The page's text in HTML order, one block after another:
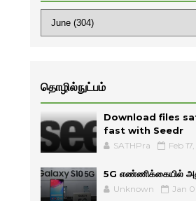
தொழில்நுட்பம்
Download files
fast with Seedr
SATHPra Feb
5G எண்ணிக்கையில்
Unknown Jan